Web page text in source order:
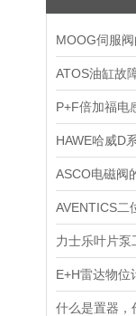
ATOS油缸故
HAWE哈威D
ASCO电磁阀
力士乐叶片泵
什么是置器，